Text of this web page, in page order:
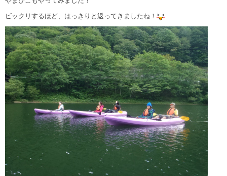
ビックリするほど、はっきりと返ってきましたね！